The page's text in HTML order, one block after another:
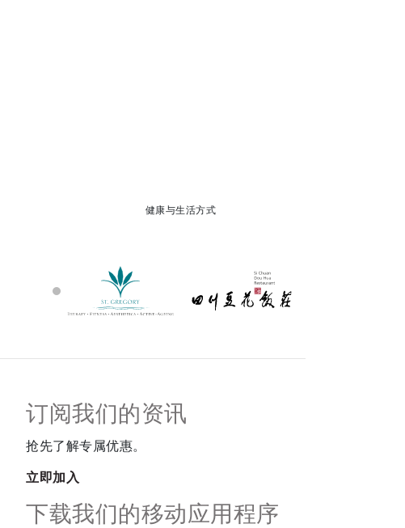
健康与生活方式
订阅我们的资讯
抢先了解专属优惠。
立即加入
下载我们的移动应用程序